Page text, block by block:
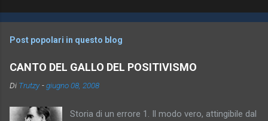
o
e
n
i
Post popolari in questo blog
CANTO DEL GALLO DEL POSITIVISMO
Di Trutzy -giugno 08, 2008
Storia di un errore 1. Il modo vero, attingibile dal